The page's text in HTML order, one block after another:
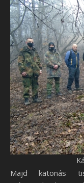
Majd katonás